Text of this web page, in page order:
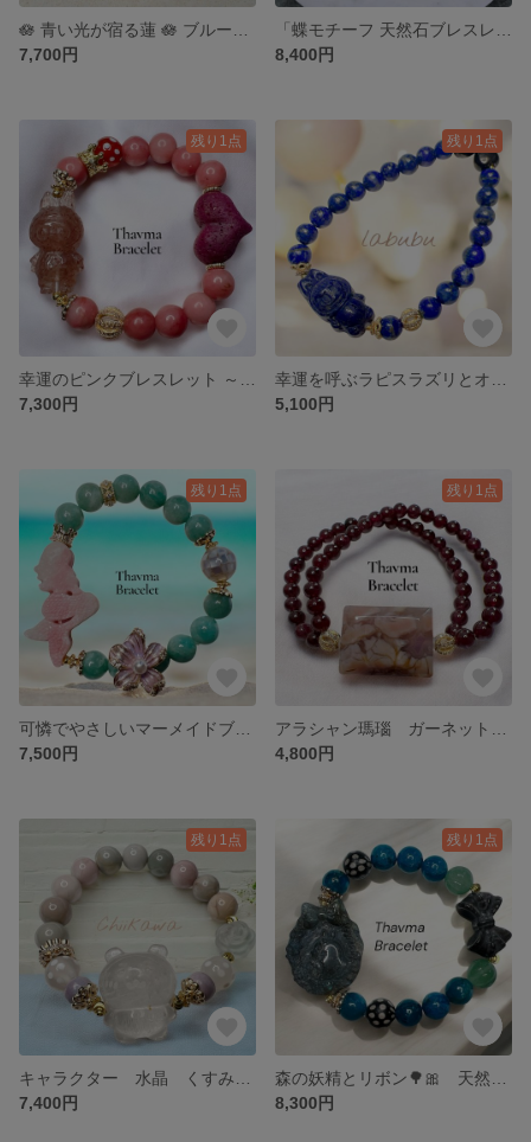
7,700円
8,400円
残り1点
7,300円
残り1点
5,100円
残り1点
7,500円
残り1点
4,800円
残り1点
7,400円
残り1点
8,300円